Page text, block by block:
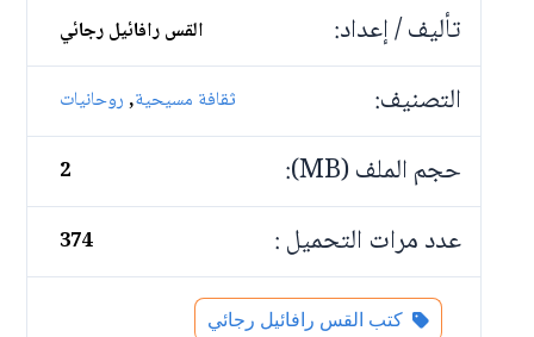
تأليف / إعداد:
القس رافائيل رجائي
التصنيف: ثقافة مسيحية,روحانيات
حجم الملف (MB): 2
عدد مرات التحميل : 374
كتب القس رافائيل رجائي